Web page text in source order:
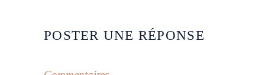
POSTER UNE RÉPONSE